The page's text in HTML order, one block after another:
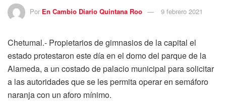
Por En Cambio Diario Quintana Roo 9 febrero 2021
Chetumal.- Propietarios de gimnasios de la capital el
estado protestaron este día en el domo del parque de la
Alameda, a un costado de palacio municipal para solicitar
a las autoridades que se les permita operar en semáforo
naranja con un aforo mínimo.